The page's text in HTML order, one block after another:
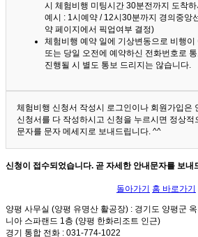
시 체험비행 미팅시간 30분전까지 도착
예시 : 1시예약 / 12시30분까지 경의중앙
약 페이지에서 픽업여부 결정)
체험비행 예약 일에 기상변동으로 비행이
또는 당일 오전에 예약하신 전화번호로
진행될 시 별도 통보 드리지는 않습니다.
체험비행 신청서 작성시 로그인이나 회원가입은
신청서를 다 작성하시고 신청을 누르시면 정상적
문자를 문자 메세지로 보내드립니다. ^^
신청이 접수되었습니다. 곧 자세한 안내문자를 보내
돌아가기 홈 바로가기
양평 사무실 (양평 유명산 활공장) : 경기도 양평군
니아 스파랜드 1층 (양평 한화리조트 인근)
경기 통합 전화 : 031-774-1022